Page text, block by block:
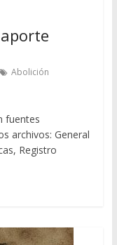
Abolición
fuentes
archivos: General
Registro